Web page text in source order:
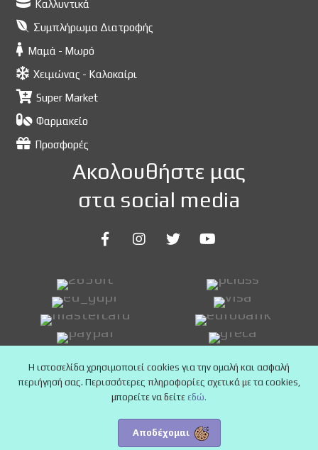
Η ιστοσελίδα χρησιμοποιεί cookies για την ομαλή και ασφαλή
περιήγησή σας. Περισσότερες πληροφορίες σχετικά με τα cookies,
μπορείτε να δείτε εδώ.
Αποδέχομαι
Καλλυντικά
Συμπλήρωμα Διατροφής
Μαμά - Μωρό
Χειμώνας - Καλοκαίρι
Super Market
Φαρμακείο
Προσφορές
Ακολουθήστε μας
στα social media
Copyright © 2025 24pharmacy.deals - All Rights Reserved.